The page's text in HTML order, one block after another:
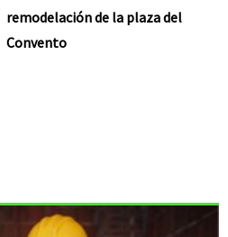
remodelación de la plaza del
Convento